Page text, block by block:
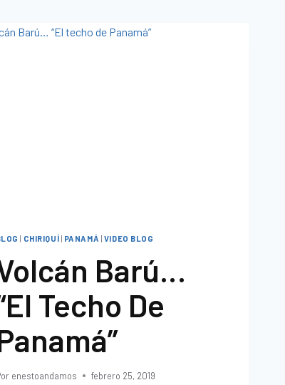
CHIRIQUÍ PANAMÁ VIDEO BLOG
Barú…
Techo De
enestoandamos febrero 25, 2019